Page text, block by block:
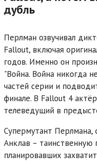
дубль
Перлман озвучивал
Fallout, включая
годов. Именно он
"Война. Война никогда
частей серии и
финале. В Fallout 4
телеведущий в
Супермутант Перлмана,
Анклав – таинственную
планировавших